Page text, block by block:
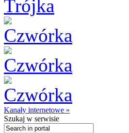
Kanały internetowe »
Szukaj w serwisie